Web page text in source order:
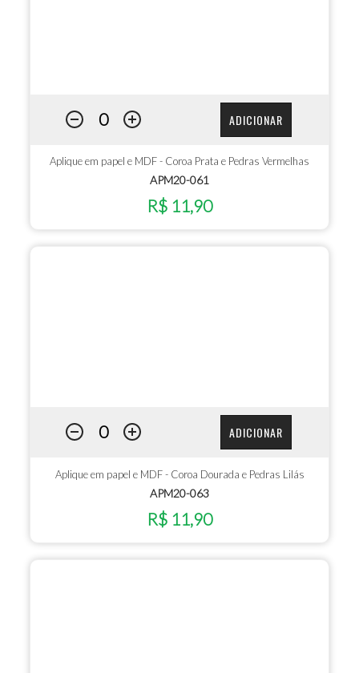
ADICIONAR
Aplique em papel e MDF - Coroa Prata e Pedras Vermelhas
APM20-061
R$ 11,90
ADICIONAR
Aplique em papel e MDF - Coroa Dourada e Pedras Lilás
APM20-063
R$ 11,90